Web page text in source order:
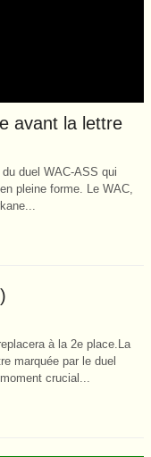
avant la lettre
duel WAC-ASS qui
pleine forme. Le WAC,
à la 2e place.La
marquée par le duel
crucial...